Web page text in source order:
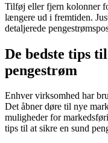
Tilføj eller fjern kolonner
længere ud i fremtiden.
detaljerede
De bedste tips
pengestrøm
Enhver virksomhed har
Det åbner døre til nye
muligheder for
tips til at sikre en sund